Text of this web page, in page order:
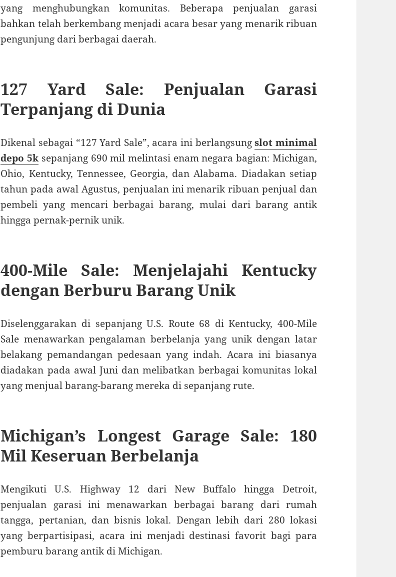
yang menghubungkan komunitas.
Beberapa penjualan garasi
bahkan telah berkembang menjadi acara besar yang menarik ribuan
pengunjung dari berbagai daerah.
127 Yard Sale: Penjualan Garasi
Terpanjang di Dunia
Dikenal sebagai “127 Yard Sale”, acara ini berlangsungslot minimal
depo 5k sepanjang 690 mil melintasi enam negara bagian: Michigan,
Ohio, Kentucky, Tennessee, Georgia, dan Alabama. Diadakan setiap
tahun pada awal Agustus, penjualan ini menarik ribuan penjual dan
pembeli yang mencari berbagai barang, mulai dari barang antik
hingga pernak-pernik unik.
400-Mile Sale: Menjelajahi Kentucky
dengan Berburu Barang Unik
Diselenggarakan di sepanjang U.S. Route 68 di Kentucky, 400-Mile
Sale menawarkan pengalaman berbelanja yang unik dengan latar
belakang pemandangan pedesaan yang indah. Acara ini biasanya
diadakan pada awal Juni dan melibatkan berbagai komunitas lokal
yang menjual barang-barang mereka di sepanjang rute.
Michigan’s Longest Garage Sale: 180
Mil Keseruan Berbelanja
Mengikuti U.S. Highway 12 dari New Buffalo hingga Detroit,
penjualan garasi ini menawarkan berbagai barang dari rumah
tangga, pertanian, dan bisnis lokal. Dengan lebih dari 280 lokasi
yang berpartisipasi, acara ini menjadi destinasi favorit bagi para
pemburu barang antik di Michigan.